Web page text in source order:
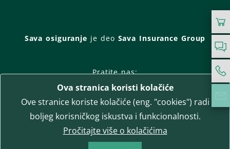
Sava osiguranje je deo Sava Insurance Group
Pratite nas:
Facebook
Instagram
LinkedIn
Twitter
YouTube
WhatsApp
T-media d.o.o. | napredne komunikacije
Ova stranica koristi kolačiće
Ove stranice koriste kolačiće (eng. "cookies") radi
boljeg korisničkog iskustva i funkcionalnosti.
Pročitajte više o kolačićima